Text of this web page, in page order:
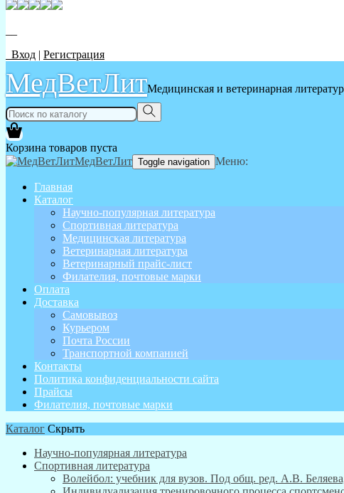
Вход | Регистрация
МедВетЛитМедицинская и ветеринарная
Корзина товаров пуста
МедВетЛит Toggle navigation Меню:
Главная
Каталог
Научно-популярная литература
Спортивная литература
Медицинская литература
Ветеринарная литература
Ветеринарный прайс-лист
Филателия, почтовые марки
Оплата
Доставка
Самовывоз
Курьером
Почта России
Транспортной компанией
Контакты
Политика конфиденциальности сайта
Прайсы
Филателия, почтовые марки
Каталог Скрыть
Научно-популярная литература
Спортивная литература
Волейбол: учебник для вузов. Под общ. ред. А.В.